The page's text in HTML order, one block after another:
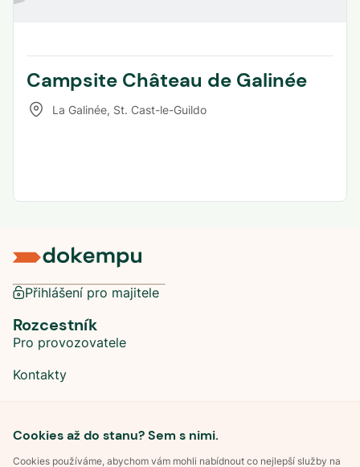
Campsite Château de Galinée
La Galinée, St. Cast-le-Guildo
Cookies až do stanu? Sem s nimi.
Cookies používáme, abychom vám mohli nabídnout co nejlepší služby na
Přihlášení pro majitele
Rozcestník
Pro provozovatele
Kontakty